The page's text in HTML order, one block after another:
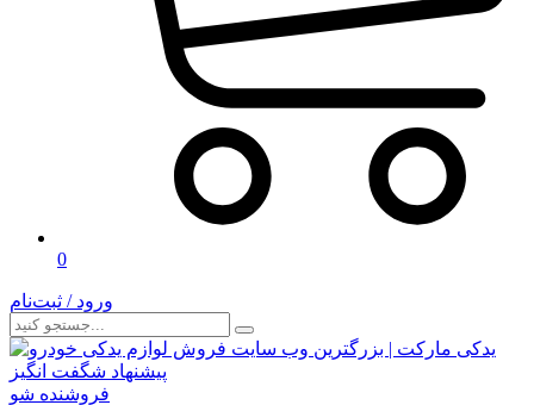
0
ورود / ثبت‌نام
پیشنهاد شگفت انگیز
فروشنده شو